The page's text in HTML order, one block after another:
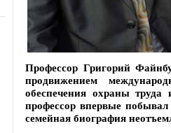
Профессор Григорий
продвижением
обеспечения охраны труда
профессор впервые
семейная биография